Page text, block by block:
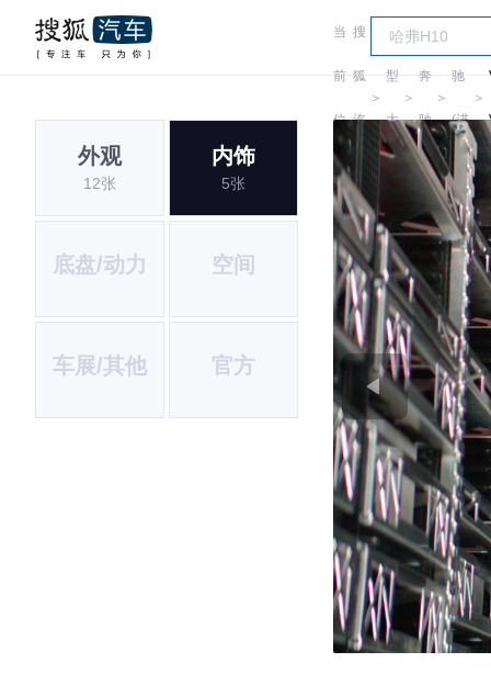
当
前
位
置:
搜
狐
汽
车
＞
车
型
大
全
＞
奔
驰
＞
驰
(进
口)
＞
外观
12张
内饰
5张
底盘/动力 空间
车展/其他 官方